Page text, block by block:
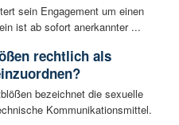
sein Engagement um einen
ist ab sofort anerkannter ...
rechtlich als
bezeichnet die sexuelle
Kommunikationsmittel.